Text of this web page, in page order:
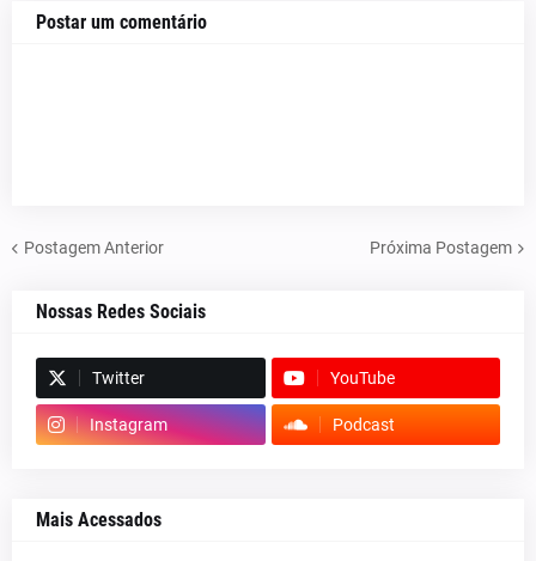
Postar um comentário
Postagem Anterior Próxima Postagem
Nossas Redes Sociais
Twitter YouTube
Instagram Podcast
Mais Acessados